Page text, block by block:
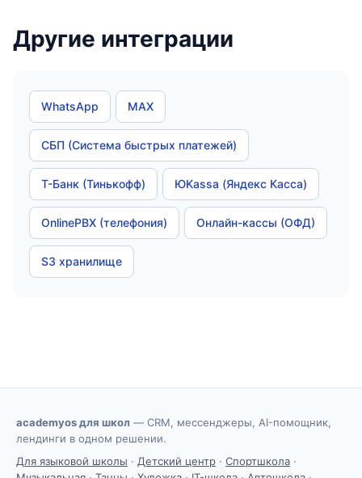
Другие интеграции
WhatsApp MAX
СБП (Система быстрых платежей)
Т-Банк (Тинькофф) ЮKassa (Яндекс Касса)
OnlinePBX (телефония) Онлайн-кассы (ОФД)
S3 хранилище
academyos для школ — CRM, мессенджеры, AI-помощник,
лендинги в одном решении.
Для языковой школы · Детский центр · Спортшкола ·